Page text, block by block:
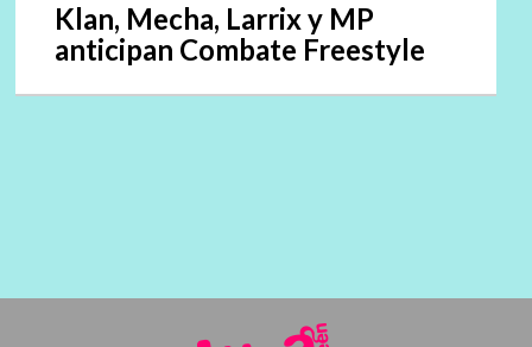
Klan, Mecha, Larrix y MP
anticipan Combate Freestyle